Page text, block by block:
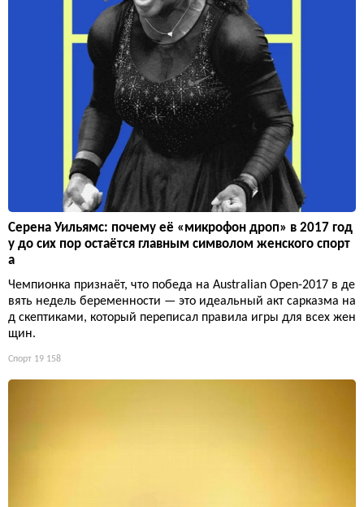
Серена Уильямс: почему её «микрофон дроп» в 2017 год
у до сих пор остаётся главным символом женского спорт
а
Чемпионка признаёт, что победа на Australian Open-2017 в де
вять недель беременности — это идеальный акт сарказма на
д скептиками, который переписал правила игры для всех жен
щин.
Спорт 19 158